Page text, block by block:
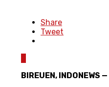
Share
Tweet
BIREUEN, INDONEWS —